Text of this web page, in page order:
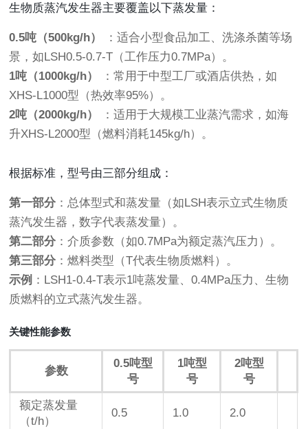
生物质蒸汽发生器主要覆盖以下蒸发量：
0.5吨（500kg/h）
：适合小型食品加工、洗涤杀菌等场
景，如LSH0.5-0.7-T（工作压力0.7MPa）。
1吨（1000kg/h）
：常用于中型工厂或酒店供热，如
XHS-L1000型（热效率95%）。
2吨（2000kg/h）
：适用于大规模工业蒸汽需求，如海
升XHS-L2000型（燃料消耗145kg/h）。
根据标准，型号由三部分组成：
第一部分 ：总体型式和蒸发量（如LSH表示立式生物质
蒸汽发生器，数字代表蒸发量）。
第二部分 ：介质参数（如0.7MPa为额定蒸汽压力）。
第三部分 ：燃料类型（T代表生物质燃料）。
示例 ：LSH1-0.4-T表示1吨蒸发量、0.4MPa压力、生物
质燃料的立式蒸汽发生器。
关键性能参数
参数
0.5吨型
号
1吨型
号
2吨型
号
额定蒸发量
（t/h）
0.5 1.0 2.0